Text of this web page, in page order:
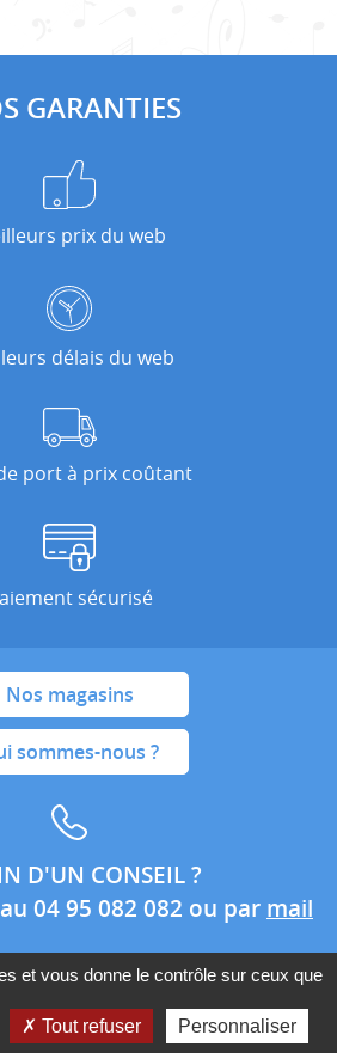
GARANTIES
prix du web
délais du web
port à prix coûtant
sécurisé
Nos magasins
sommes-nous ?
D'UN CONSEIL ?
04 95 082 082 ou par mail
de ventes
Mentions légales
de confidentialité
et vous donne le contrôle sur ceux que
Tout refuser
Personnaliser